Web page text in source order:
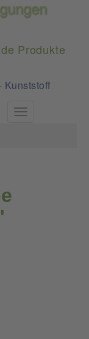
Produkte
- Kunststoff
Toggle